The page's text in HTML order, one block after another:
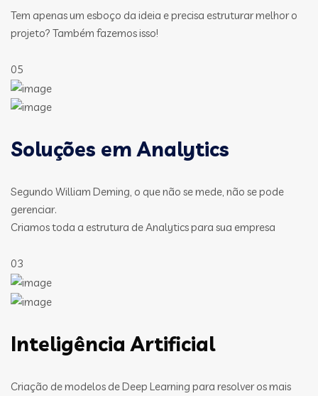
Tem apenas um esboço da ideia e precisa estruturar melhor o
projeto? Também fazemos isso!
05
Soluções em Analytics
Segundo William Deming, o que não se mede, não se pode
gerenciar.
Criamos toda a estrutura de Analytics para sua empresa
03
Inteligência Artificial
Criação de modelos de Deep Learning para resolver os mais